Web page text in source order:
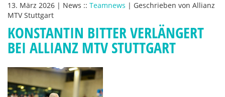
13. März 2026 | News :: Teamnews | Geschrieben von Allianz
MTV Stuttgart
KONSTANTIN BITTER VERLÄNGERT
BEI ALLIANZ MTV STUTTGART